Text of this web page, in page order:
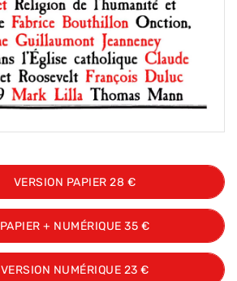
VERSION PAPIER 28 €
PAPIER + NUMÉRIQUE 35 €
VERSION NUMÉRIQUE 23 €